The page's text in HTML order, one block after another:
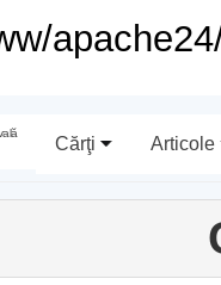
Cărţi Articole